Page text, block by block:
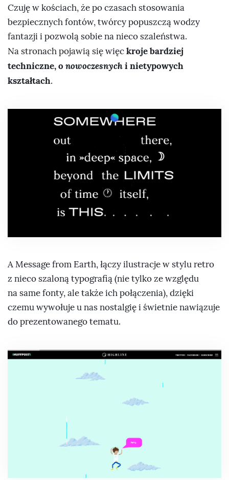
Czuję w kościach, że po czasach stosowania
bezpiecznych fontów, twórcy popuszczą wodzy
fantazji i pozwolą sobie na nieco szaleństwa.
Na stronach pojawią się więckroje bardziej
techniczne, o nowoczesnychi nietypowych
kształtach.
A Message from Earth, łączy ilustracje w stylu retro
z nieco szaloną typografią (nie tylko ze względu
na same fonty, ale także ich połączenia), dzięki
czemu wywołuje u nas nostalgię i świetnie nawiązuje
do prezentowanego tematu.